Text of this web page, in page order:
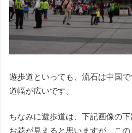
遊歩道といっても、流石は中国で
道幅が広いです。
ちなみに遊歩道は、下記画像の
お花が見えると思いますが、この